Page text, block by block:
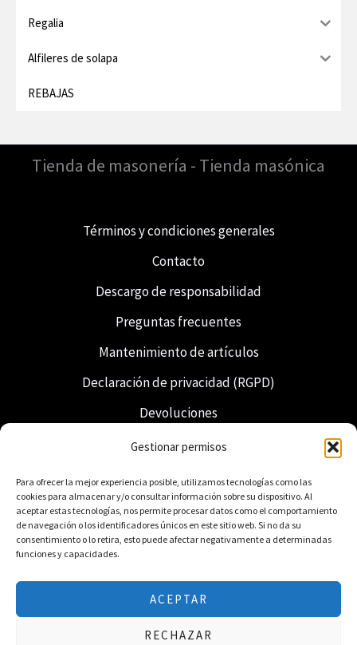
Gestionar permisos
Para ofrecer la mejor experiencia posible, utilizamos tecnologías como las
cookies para almacenar y/o consultar información sobre su dispositivo. Al
aceptar estas tecnologías, nos permite procesar datos como el comportamiento
de navegación o los identificadores únicos en este sitio web. Si no da su
consentimiento o lo retira, esto puede afectar negativamente a determinadas
funciones y capacidades.
ACEPTAR
RECHAZAR
Regalia
Alfileres de solapa
REBAJAS
Tienda de masonería - Tienda masónica
Términos y condiciones generales
Contacto
Descargo de responsabilidad
Preguntas frecuentes
Mantenimiento de artículos
Declaración de privacidad (RGPD)
Devoluciones
Envío y entrega
Regalia neerlandesa
© 2026 Freemasonry Store - Tienda masónica.